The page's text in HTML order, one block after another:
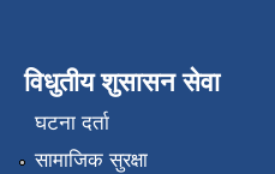
विधुतीय शुसासन सेवा
घटना दर्ता
सामाजिक सुरक्षा